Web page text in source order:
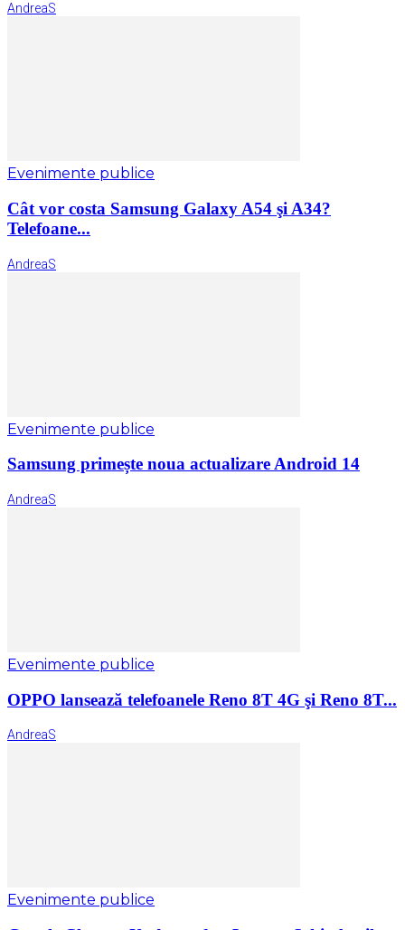
AndreaS
Evenimente publice
Cât vor costa Samsung Galaxy A54 şi A34?
Telefoane...
AndreaS
Evenimente publice
Samsung primește noua actualizare Android 14
AndreaS
Evenimente publice
OPPO lansează telefoanele Reno 8T 4G şi Reno 8T...
AndreaS
Evenimente publice